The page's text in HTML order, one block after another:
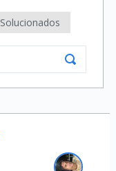
Solucionados